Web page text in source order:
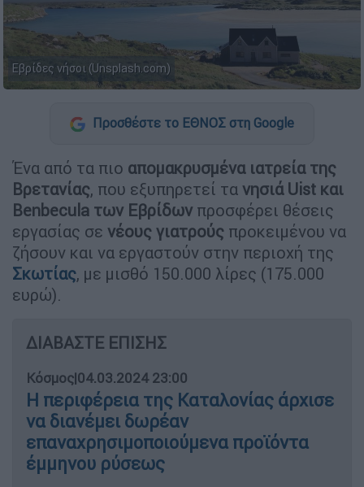
Εβρίδες νήσοι (Unsplash.com)
Προσθέστε το ΕΘΝΟΣ στη Google
Ένα από τα πιο απομακρυσμένα ιατρεία της
Βρετανίας, που εξυπηρετεί τα νησιά Uist και
Benbecula των Εβρίδων προσφέρει θέσεις
εργασίας σε νέους γιατρούς προκειμένου να
ζήσουν και να εργαστούν στην περιοχή της
Σκωτίας, με μισθό 150.000 λίρες (175.000
ευρώ).
ΔΙΑΒΑΣΤΕ ΕΠΙΣΗΣ
Κόσμος|04.03.2024 23:00
Η περιφέρεια της Καταλονίας άρχισε
να διανέμει δωρέαν
επαναχρησιμοποιούμενα προϊόντα
έμμηνου ρύσεως